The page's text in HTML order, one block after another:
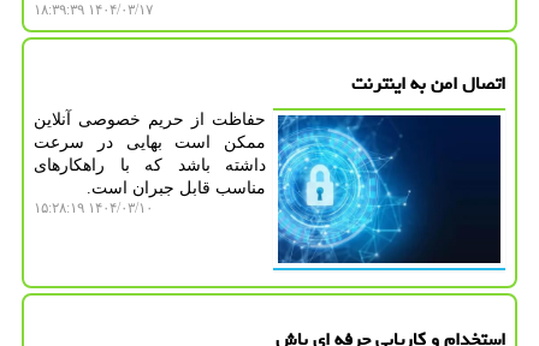
۱۴۰۴/۰۳/۱۷ ۱۸:۳۹:۳۹
اتصال امن به اینترنت
حفاظت از حریم خصوصی آنلاین
ممکن است بهایی در سرعت
داشته باشد که با راهکارهای
مناسب قابل جبران است.
۱۴۰۴/۰۳/۱۰ ۱۵:۲۸:۱۹